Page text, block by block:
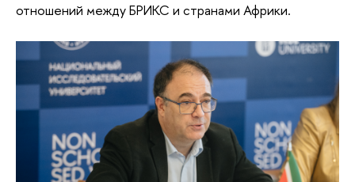
отношений между БРИКС и странами Африки.